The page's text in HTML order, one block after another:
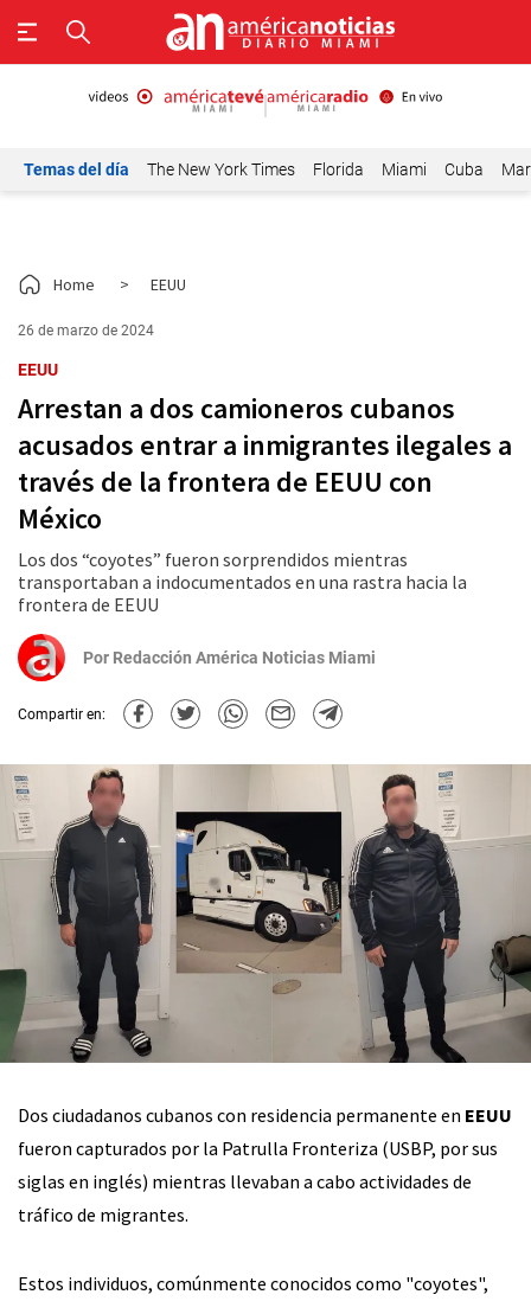
Temas del día The New York Times Florida Miami Cuba
Home > EEUU
26 de marzo de 2024
EEUU
Arrestan a dos camioneros cubanos
acusados entrar a inmigrantes ilegales a
través de la frontera de EEUU con
México
Los dos “coyotes” fueron sorprendidos mientras
transportaban a indocumentados en una rastra hacia la
frontera de EEUU
Por Redacción América Noticias Miami
Compartir en:
Dos ciudadanos cubanos con residencia permanente en EEUU
fueron capturados por la Patrulla Fronteriza (USBP, por sus
siglas en inglés) mientras llevaban a cabo actividades de
tráfico de migrantes.
Estos individuos, comúnmente conocidos como "coyotes",